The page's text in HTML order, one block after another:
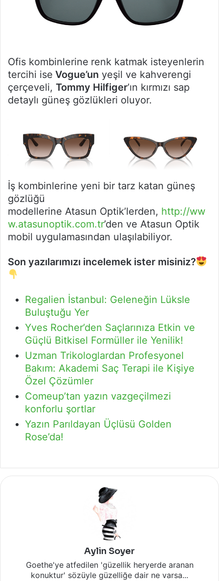
Ofis kombinlerine renk katmak isteyenlerin
tercihi ise Vogue’un yeşil ve kahverengi
çerçeveli, Tommy Hilfiger’ın kırmızı sap
detaylı güneş gözlükleri oluyor.
İş kombinlerine yeni bir tarz katan güneş
gözlüğü
modellerine Atasun Optik’lerden, http://ww
w.atasunoptik.com.tr’den ve Atasun Optik
mobil uygulamasından ulaşılabiliyor.
Son yazılarımızı incelemek ister misiniz?
Regalien İstanbul: Geleneğin Lüksle
Buluştuğu Yer
Yves Rocher’den Saçlarınıza Etkin ve
Güçlü Bitkisel Formüller ile Yenilik!
Uzman Trikologlardan Profesyonel
Bakım: Akademi Saç Terapi ile Kişiye
Özel Çözümler
Comeup’tan yazın vazgeçilmezi
konforlu şortlar
Yazın Parıldayan Üçlüsü Golden
Rose’da!
Aylin Soyer
Goethe'ye atfedilen 'güzellik heryerde aranan
konuktur' sözüyle güzelliğe dair ne varsa...